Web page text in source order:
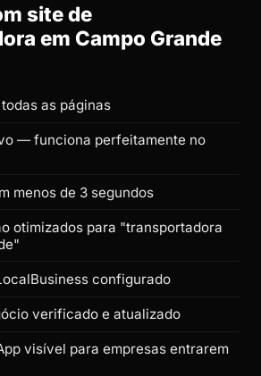
site de
em Campo Grande
as páginas
— funciona perfeitamente no
menos de 3 segundos
otimizados para "transportadora
configurado
verificado e atualizado
visível para empresas entrarem